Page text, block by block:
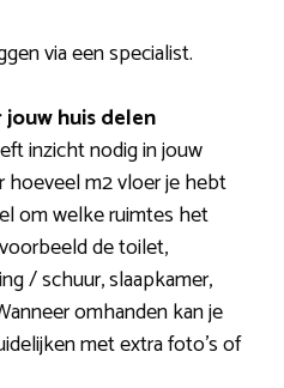
via een specialist.
huis delen
inzicht nodig in jouw
hoeveel m2 vloer je hebt
om welke ruimtes het
de toilet,
/ schuur, slaapkamer,
omhanden kan je
met extra foto’s of